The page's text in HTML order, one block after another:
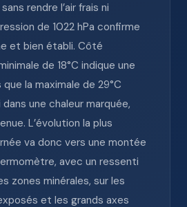
rendre l’air frais ni
de 1022 hPa confirme
et bien établi. Côté
de 18°C indique une
la maximale de 29°C
une chaleur marquée,
L’évolution la plus
va donc vers une montée
avec un ressenti
zones minérales, sur les
et les grands axes